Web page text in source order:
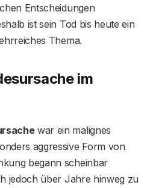
Entscheidungen
ist sein Tod bis heute ein
Thema.
im
war ein malignes
aggressive Form von
begann scheinbar
jedoch über Jahre hinweg zu